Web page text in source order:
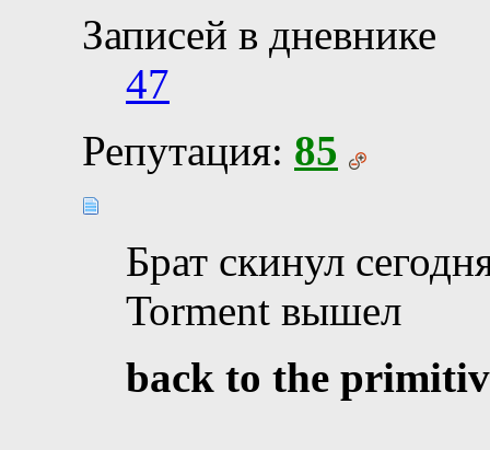
Записей в дневнике
47
Репутация: 85
Брат скинул
Torment вышел
back to the